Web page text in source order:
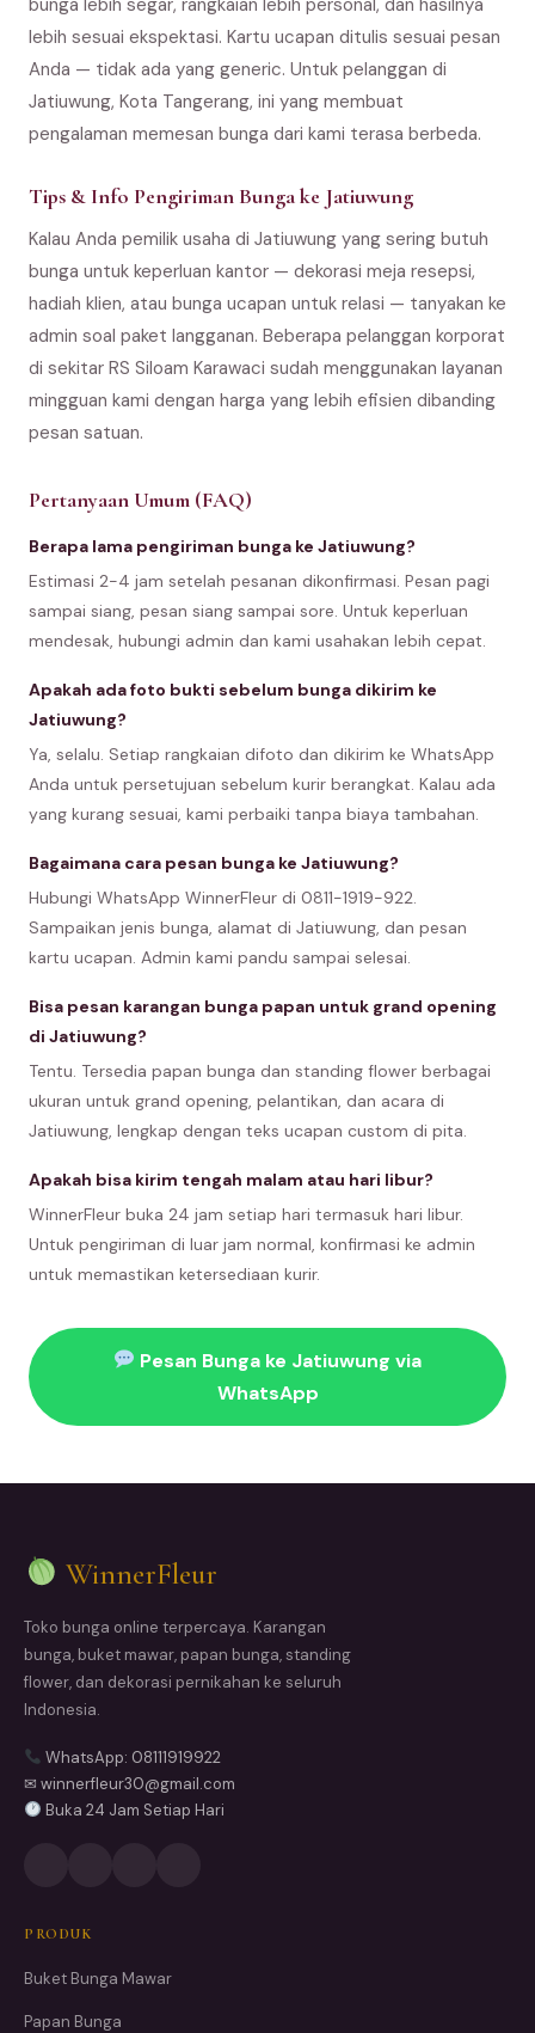
lebih sesuai ekspektasi. Kartu ucapan ditulis sesuai pesan
Anda — tidak ada yang generic. Untuk pelanggan di
Jatiuwung, Kota Tangerang, ini yang membuat
pengalaman memesan bunga dari kami terasa berbeda.
Tips & Info Pengiriman Bunga ke Jatiuwung
Kalau Anda pemilik usaha di Jatiuwung yang sering butuh
bunga untuk keperluan kantor — dekorasi meja resepsi,
hadiah klien, atau bunga ucapan untuk relasi — tanyakan ke
admin soal paket langganan. Beberapa pelanggan korporat
di sekitar RS Siloam Karawaci sudah menggunakan layanan
mingguan kami dengan harga yang lebih efisien dibanding
pesan satuan.
Pertanyaan Umum (FAQ)
Berapa lama pengiriman bunga ke Jatiuwung?
Estimasi 2-4 jam setelah pesanan dikonfirmasi. Pesan pagi
sampai siang, pesan siang sampai sore. Untuk keperluan
mendesak, hubungi admin dan kami usahakan lebih cepat.
Apakah ada foto bukti sebelum bunga dikirim ke
Jatiuwung?
Ya, selalu. Setiap rangkaian difoto dan dikirim ke WhatsApp
Anda untuk persetujuan sebelum kurir berangkat. Kalau ada
yang kurang sesuai, kami perbaiki tanpa biaya tambahan.
Bagaimana cara pesan bunga ke Jatiuwung?
Hubungi WhatsApp WinnerFleur di 0811-1919-922.
Sampaikan jenis bunga, alamat di Jatiuwung, dan pesan
kartu ucapan. Admin kami pandu sampai selesai.
Bisa pesan karangan bunga papan untuk grand opening
di Jatiuwung?
Tentu. Tersedia papan bunga dan standing flower berbagai
ukuran untuk grand opening, pelantikan, dan acara di
Jatiuwung, lengkap dengan teks ucapan custom di pita.
Apakah bisa kirim tengah malam atau hari libur?
WinnerFleur buka 24 jam setiap hari termasuk hari libur.
Untuk pengiriman di luar jam normal, konfirmasi ke admin
untuk memastikan ketersediaan kurir.
Pesan Bunga ke Jatiuwung via
WhatsApp
WinnerFleur
Toko bunga online terpercaya. Karangan
bunga, buket mawar, papan bunga, standing
flower, dan dekorasi pernikahan ke seluruh
Indonesia.
WhatsApp: 08111919922
✉ winnerfleur30@gmail.com
Buka 24 Jam Setiap Hari
PRODUK
Buket Bunga Mawar
Papan Bunga